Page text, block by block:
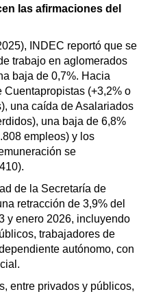
las afirmaciones del
INDEC reportó que se
trabajo en aglomerados
baja de 0,7%. Hacia
Cuentapropistas (+3,2% o
una caída de Asalariados
una baja de 6,8%
empleos) y los
se
de la Secretaría de
retracción de 3,9% del
y enero 2026, incluyendo
trabajadores de
autónomo, con
entre privados y públicos,